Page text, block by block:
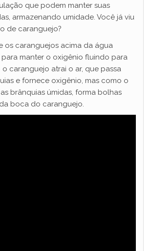
que podem manter suas
armazenando umidade. Você já viu
de caranguejo?
os caranguejos acima da água
manter o oxigênio fluindo para
caranguejo atrai o ar, que passa
e fornece oxigênio, mas como o
brânquias úmidas, forma bolhas
boca do caranguejo.